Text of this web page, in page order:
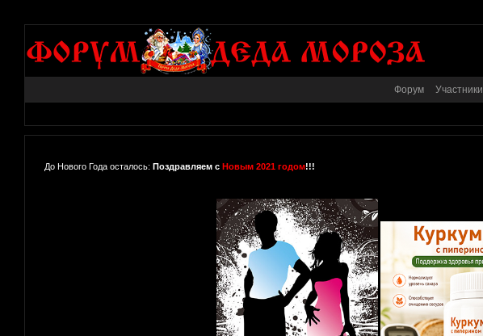
Форум Участники
До Нового Года осталось: Поздравляем с Новым 2021 годом!!!